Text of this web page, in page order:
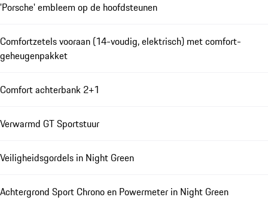
'Porsche' embleem op de hoofdsteunen
Comfortzetels vooraan (14-voudig, elektrisch) met comfort-
geheugenpakket
Comfort achterbank 2+1
Verwarmd GT Sportstuur
Veiligheidsgordels in Night Green
Achtergrond Sport Chrono en Powermeter in Night Green